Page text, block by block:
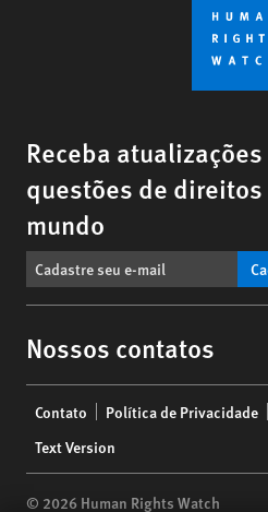
Receba
questões de direitos
mundo
Nossos contatos
menu
Contato Política de Privacidade
Text Version
© 2026 Human Rights Watch